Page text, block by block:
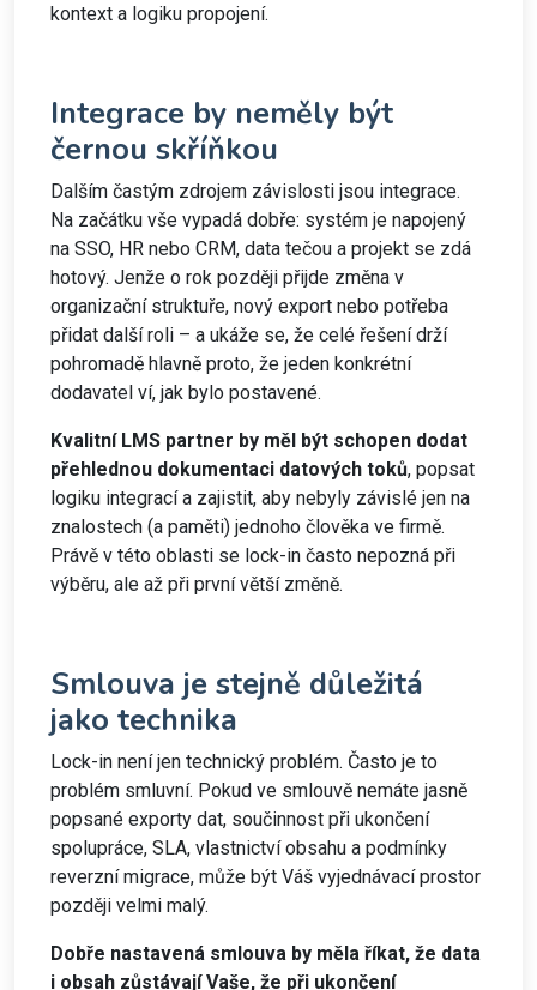
kontext a logiku propojení.
Integrace by neměly být
černou skříňkou
Dalším častým zdrojem závislosti jsou integrace.
Na začátku vše vypadá dobře: systém je napojený
na SSO, HR nebo CRM, data tečou a projekt se zdá
hotový. Jenže o rok později přijde změna v
organizační struktuře, nový export nebo potřeba
přidat další roli – a ukáže se, že celé řešení drží
pohromadě hlavně proto, že jeden konkrétní
dodavatel ví, jak bylo postavené.
Kvalitní LMS partner by měl být schopen dodat
přehlednou dokumentaci datových toků, popsat
logiku integrací a zajistit, aby nebyly závislé jen na
znalostech (a paměti) jednoho člověka ve firmě.
Právě v této oblasti se lock-in často nepozná při
výběru, ale až při první větší změně.
Smlouva je stejně důležitá
jako technika
Lock-in není jen technický problém. Často je to
problém smluvní. Pokud ve smlouvě nemáte jasně
popsané exporty dat, součinnost při ukončení
spolupráce, SLA, vlastnictví obsahu a podmínky
reverzní migrace, může být Váš vyjednávací prostor
později velmi malý.
Dobře nastavená smlouva by měla říkat, že data
i obsah zůstávají Vaše, že při ukončení